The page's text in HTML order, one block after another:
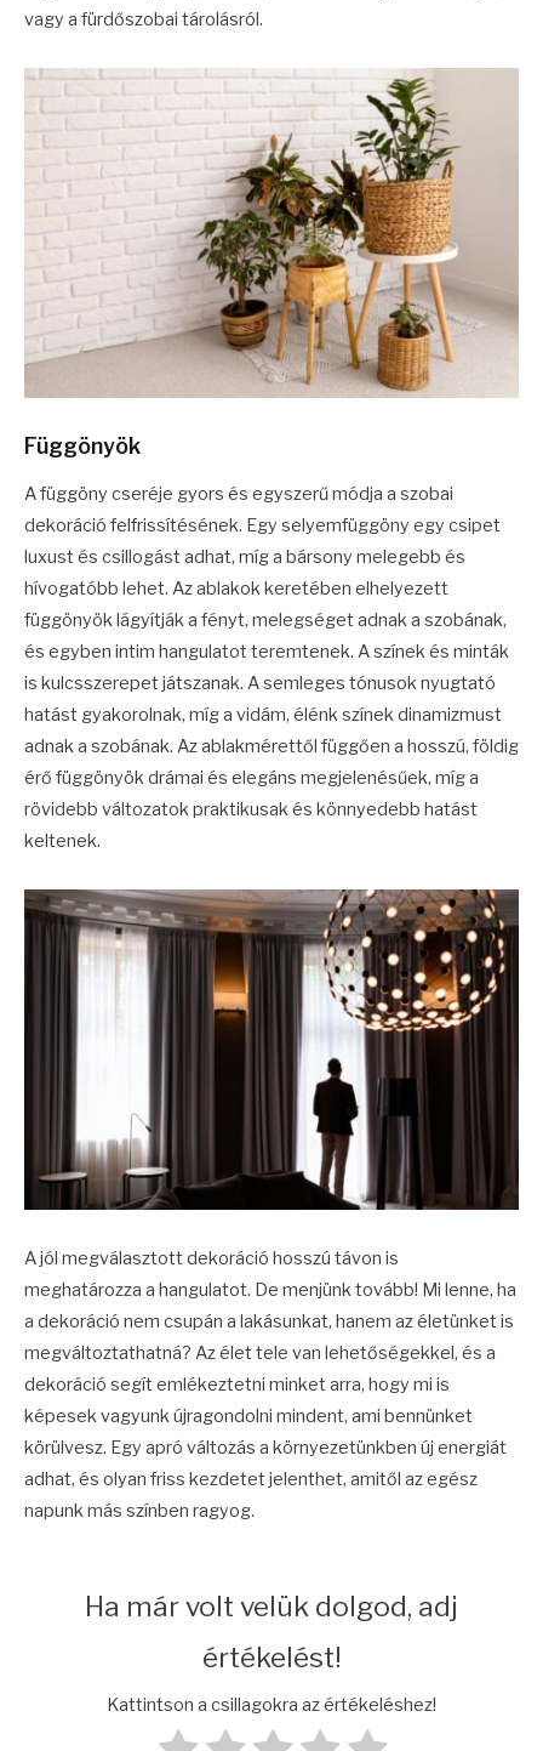
vagy a fürdőszobai tárolásról.
Függönyök
A függöny cseréje gyors és egyszerű módja a szobai
dekoráció felfrissítésének. Egy selyemfüggöny egy csipet
luxust és csillogást adhat, míg a bársony melegebb és
hívogatóbb lehet. Az ablakok keretében elhelyezett
függönyök lágyítják a fényt, melegséget adnak a szobának,
és egyben intim hangulatot teremtenek. A színek és minták
is kulcsszerepet játszanak. A semleges tónusok nyugtató
hatást gyakorolnak, míg a vidám, élénk színek dinamizmust
adnak a szobának. Az ablakmérettől függően a hosszú, földig
érő függönyök drámai és elegáns megjelenésűek, míg a
rövidebb változatok praktikusak és könnyedebb hatást
keltenek.
A jól megválasztott dekoráció hosszú távon is
meghatározza a hangulatot. De menjünk tovább! Mi lenne, ha
a dekoráció nem csupán a lakásunkat, hanem az életünket is
megváltoztathatná? Az élet tele van lehetőségekkel, és a
dekoráció segít emlékeztetni minket arra, hogy mi is
képesek vagyunk újragondolni mindent, ami bennünket
körülvesz. Egy apró változás a környezetünkben új energiát
adhat, és olyan friss kezdetet jelenthet, amitől az egész
napunk más színben ragyog.
Ha már volt velük dolgod, adj
értékelést!
Kattintson a csillagokra az értékeléshez!